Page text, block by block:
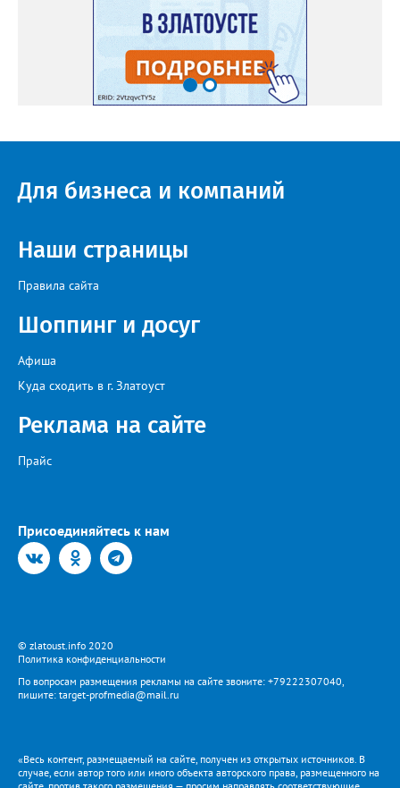
Для бизнеса и компаний
Наши страницы
Правила сайта
Шоппинг и досуг
Афиша
Куда сходить в г. Златоуст
Реклама на сайте
Прайс
Присоединяйтесь к нам
© zlatoust.info 2020
Политика конфиденциальности
По вопросам размещения рекламы на сайте звоните: +79222307040,
пишите: target-profmedia@mail.ru
«Весь контент, размещаемый на сайте, получен из открытых источников. В
случае, если автор того или иного объекта авторского права, размещенного на